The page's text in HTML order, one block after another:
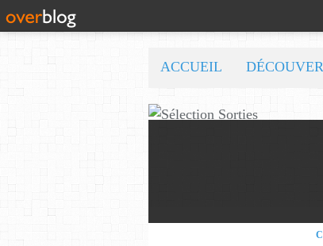
ACCUEIL